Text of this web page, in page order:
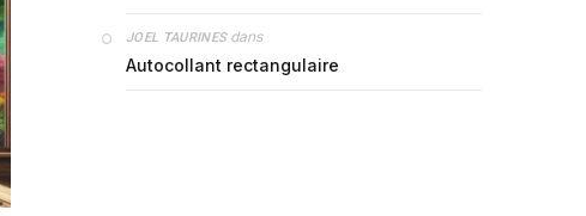
JOEL TAURINESdans
Autocollant rectangulaire